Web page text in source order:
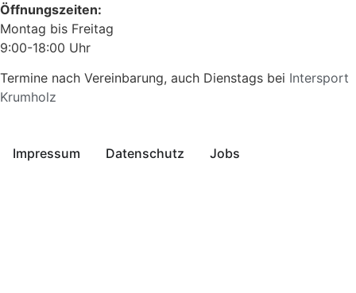
Öffnungszeiten:
Montag bis Freitag
9:00-18:00 Uhr
Termine nach Vereinbarung, auch Dienstags bei Intersport
Krumholz
Impressum Datenschutz Jobs